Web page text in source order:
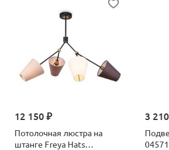
12 150 ₽
Потолочная люстра на
штанге Freya Hats
3